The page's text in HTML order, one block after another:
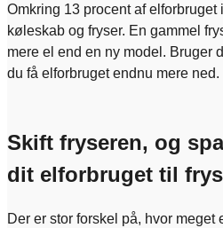
Omkring 13 procent af elforbruget
køleskab og fryser. En gammel
mere el end en ny model. Bruger
du få elforbruget endnu mere ned.
Skift fryseren, og
dit elforbruget til
Der er stor forskel på, hvor meget